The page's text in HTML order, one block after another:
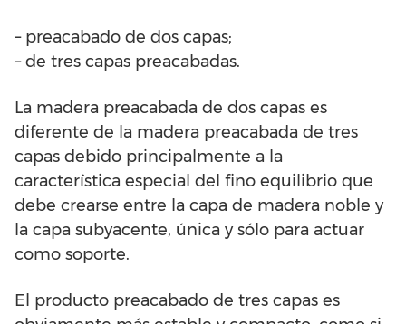
– preacabado de dos capas;
– de tres capas preacabadas.
La madera preacabada de dos capas es
diferente de la madera preacabada de tres
capas debido principalmente a la
característica especial del fino equilibrio que
debe crearse entre la capa de madera noble y
la capa subyacente, única y sólo para actuar
como soporte.
El producto preacabado de tres capas es